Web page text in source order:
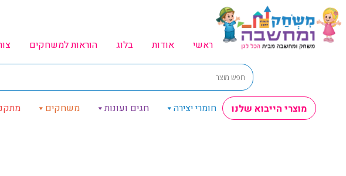
ראשי אודות בלוג הוראות למשחקים
מוצרי הייבוא שלנו חומרי יצירה חגים ועונות משחקים